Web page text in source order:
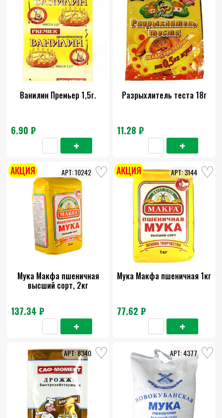
Ванилин Премьер 1,5г.
6.90 ₽
Разрыхлитель теста 18г
11.28 ₽
Мука Макфа пшеничная
высший сорт, 2кг
137.34 ₽
10242
АКЦИЯ
Мука Макфа пшеничная 1кг
77.62 ₽
3144
АКЦИЯ
8340 4377